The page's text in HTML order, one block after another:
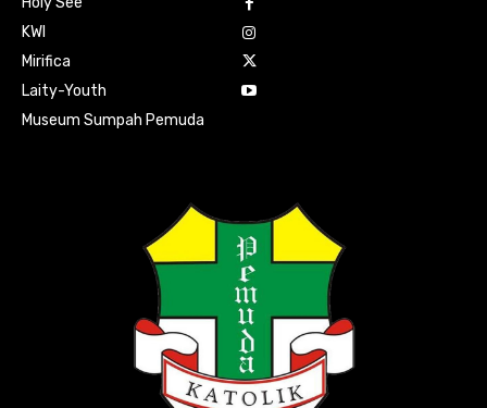
KWI
Mirifica
Laity-Youth
Museum Sumpah Pemuda